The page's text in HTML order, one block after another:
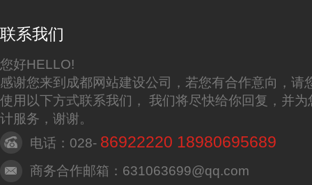
联系我们
您好HELLO!
感谢您来到成都网站建设公司，若您有合作意向，请
使用以下方式联系我们， 我们将尽快给你回复，并
计服务，谢谢。
电话：028- 86922220 18980695689
商务合作邮箱：631063699@qq.com